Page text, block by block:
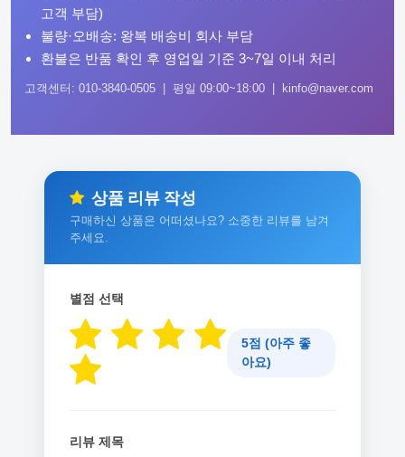
고객 부담)
불량·오배송: 왕복 배송비 회사 부담
환불은 반품 확인 후 영업일 기준 3~7일 이내 처리
고객센터: 010-3840-0505 | 평일 09:00~18:00 | kinfo@naver.com
상품 리뷰 작성
구매하신 상품은 어떠셨나요? 소중한 리뷰를 남겨
주세요.
별점 선택
5점 (아주 좋
아요)
리뷰 제목